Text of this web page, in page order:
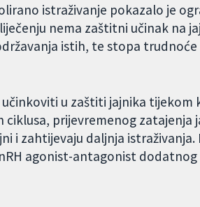
istraživanje pokazalo je
nema zaštitni učinak na
istih, te stopa
u zaštiti jajnika tijekom
prijevremenog zatajenja
i zahtijevaju daljnja
agonist-antagonist